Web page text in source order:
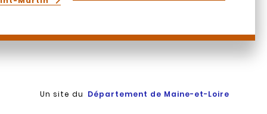
Un site du Département de Maine-et-Loire